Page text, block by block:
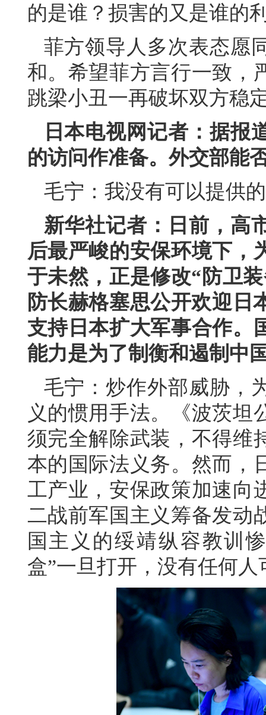
的是谁？损害的又是谁的
菲方领导人多次表态愿
和。希望菲方言行一致，
跳梁小丑一再破坏双方稳
日本电视网记者：据报
的访问作准备。外交部能
毛宁：我没有可以提供
新华社记者：日前，高
后最严峻的安保环境下，
于未然，正是修改“防卫
防长赫格塞思公开欢迎日
支持日本扩大军事合作。
能力是为了制衡和遏制中
毛宁：炒作外部威胁，
义的惯用手法。《波茨坦
须完全解除武装，不得维
本的国际法义务。然而，
工产业，安保政策加速向
二战前军国主义筹备发动
国主义的绥靖纵容教训
盒”一旦打开，没有任何